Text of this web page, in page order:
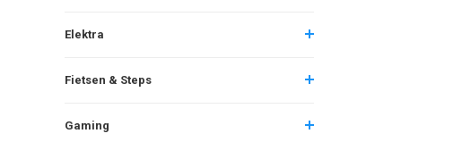
Elektra
Fietsen & Steps
Gaming